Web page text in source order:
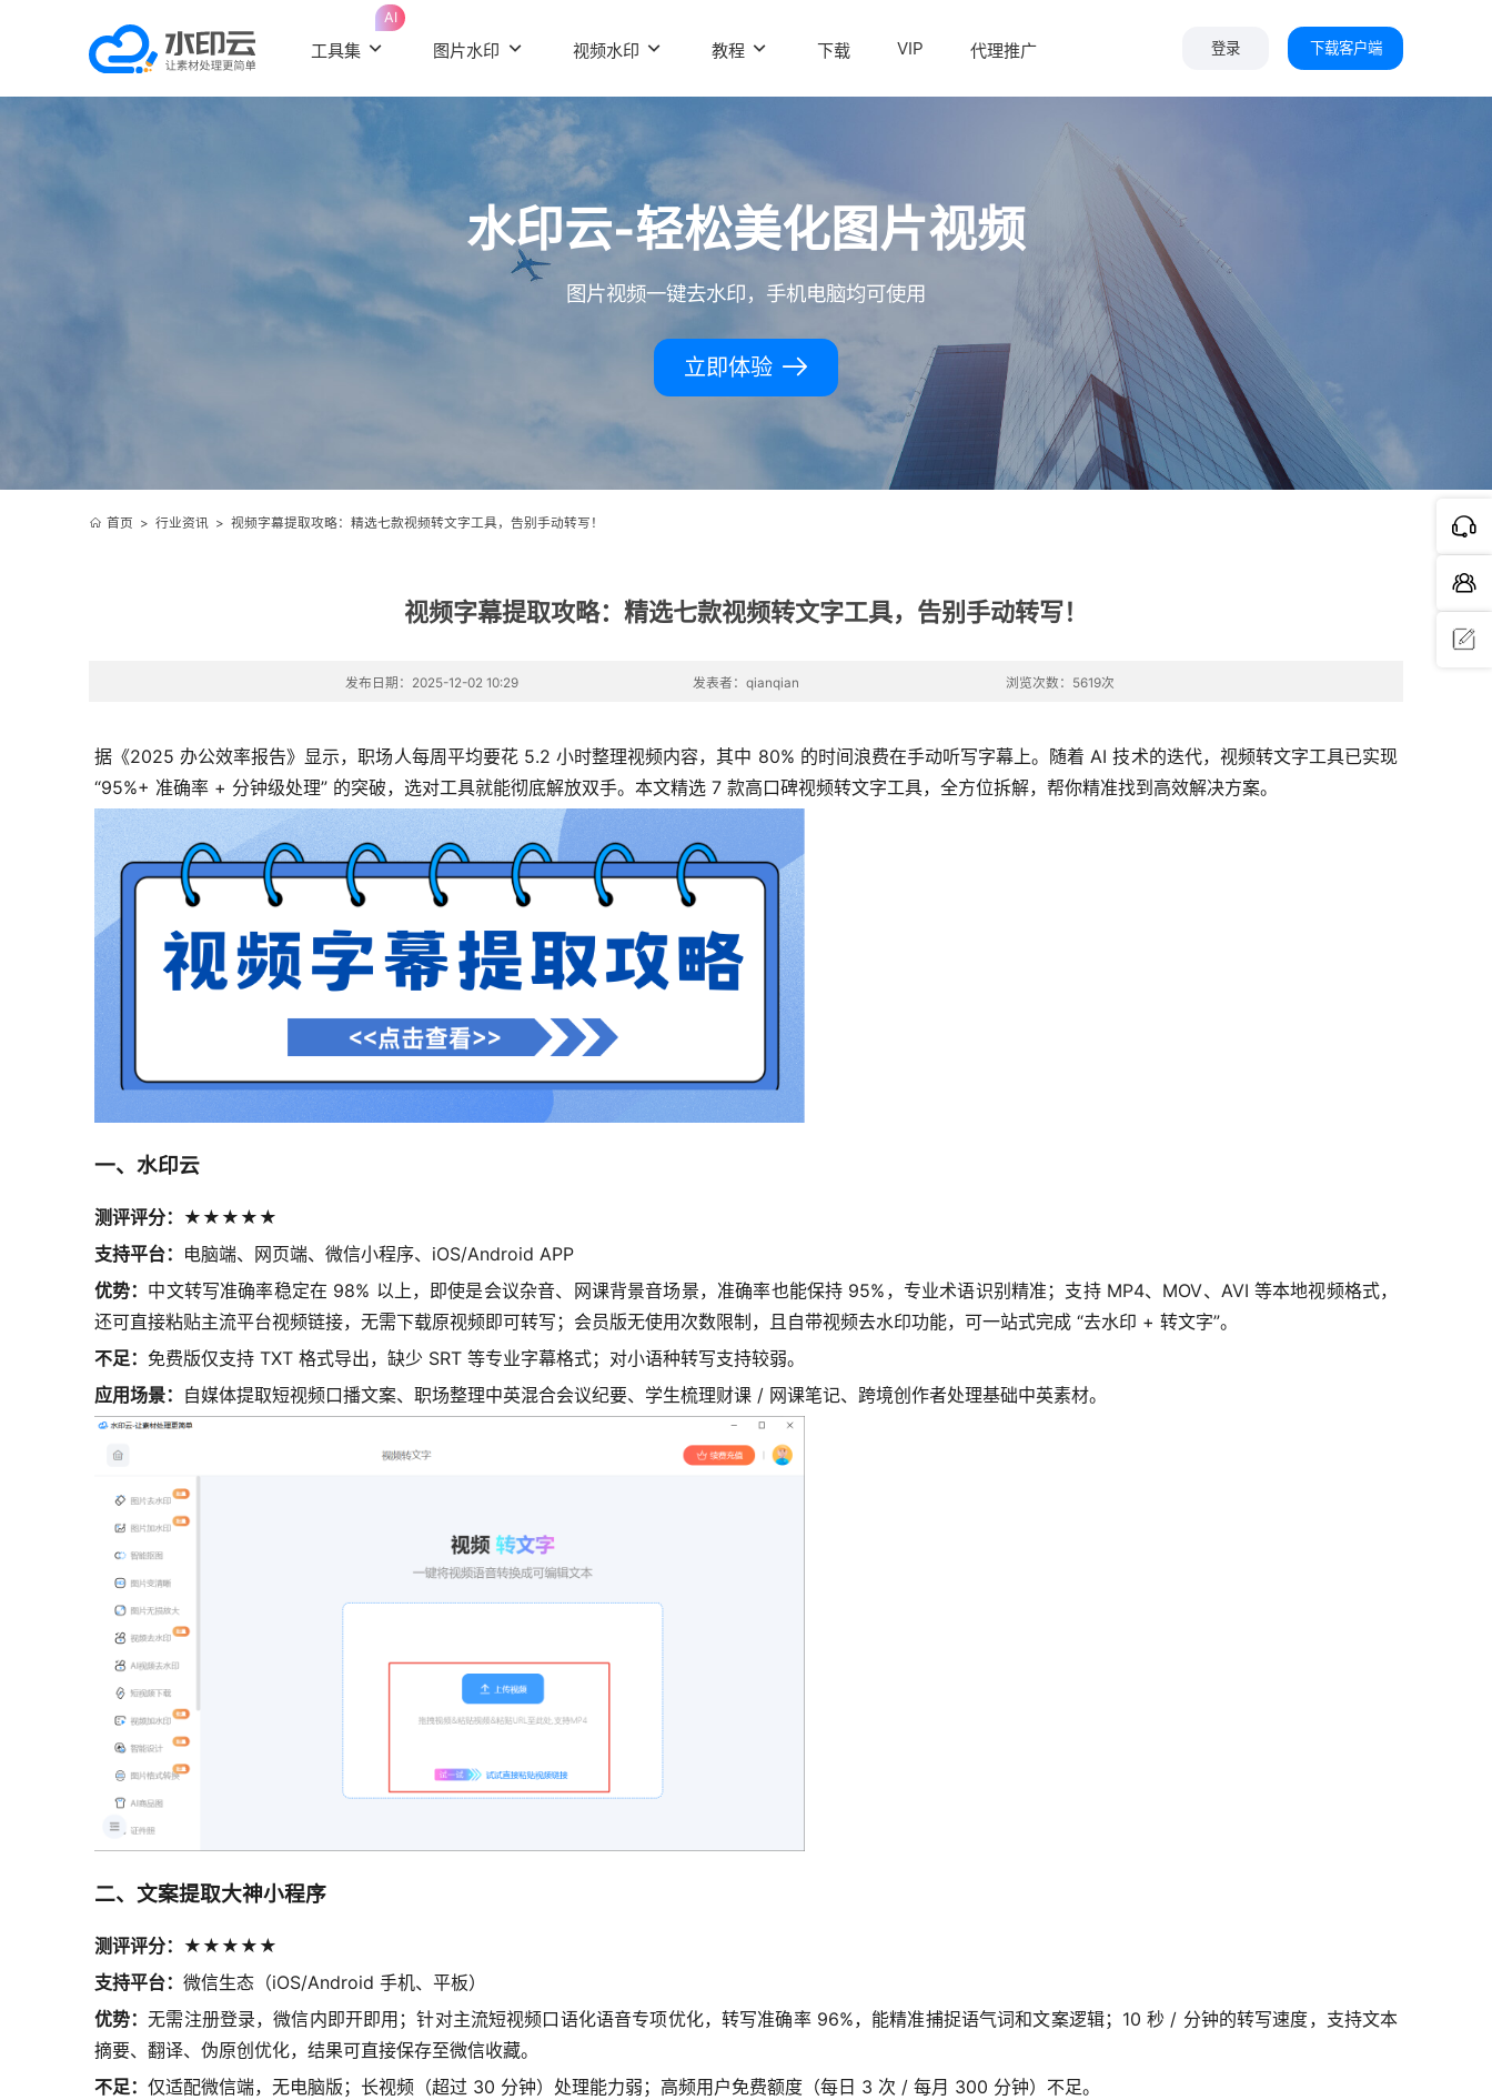
工具集
AI
图片水印 视频水印 教程 下载 VIP 代理推广 登录 下载客户端
水印云-轻松美化图片视频
图片视频一键去水印，手机电脑均可使用
立即体验
首页 > 行业资讯> 视频字幕提取攻略：精选七款视频转文字工具，告别手动转写！
视频字幕提取攻略：精选七款视频转文字工具，告别手动转写！
发布日期：2025-12-02 10:29 发表者：qianqian 浏览次数：5619次
据《2025 办公效率报告》显示，职场人每周平均要花 5.2 小时整理视频内容，其中 80% 的时间浪费在手动听写字幕上。随着 AI 技术的迭代，视频转文字工具已实现
“95%+ 准确率 + 分钟级处理” 的突破，选对工具就能彻底解放双手。本文精选 7 款高口碑视频转文字工具，全方位拆解，帮你精准找到高效解决方案。
一、水印云
测评评分：★★★★★
支持平台： 电脑端、网页端、微信小程序、iOS/Android APP
优势： 中文转写准确率稳定在 98% 以上，即使是会议杂音、网课背景音场景，准确率也能保持 95%，专业术语识别精准；支持 MP4、MOV、AVI 等本地视频格式，
还可直接粘贴主流平台视频链接，无需下载原视频即可转写；会员版无使用次数限制，且自带视频去水印功能，可一站式完成 “去水印 + 转文字”。
不足： 免费版仅支持 TXT 格式导出，缺少 SRT 等专业字幕格式；对小语种转写支持较弱。
应用场景： 自媒体提取短视频口播文案、职场整理中英混合会议纪要、学生梳理财课 / 网课笔记、跨境创作者处理基础中英素材。
二、文案提取大神小程序
测评评分：★★★★★
支持平台： 微信生态（iOS/Android 手机、平板）
优势：无需注册登录，微信内即开即用；针对主流短视频口语化语音专项优化，转写准确率 96%，能精准捕捉语气词和文案逻辑；10 秒 / 分钟的转写速度，支持文本
摘要、翻译、伪原创优化，结果可直接保存至微信收藏。
不足： 仅适配微信端，无电脑版；长视频（超过 30 分钟）处理能力弱；高频用户免费额度（每日 3 次 / 每月 300 分钟）不足。